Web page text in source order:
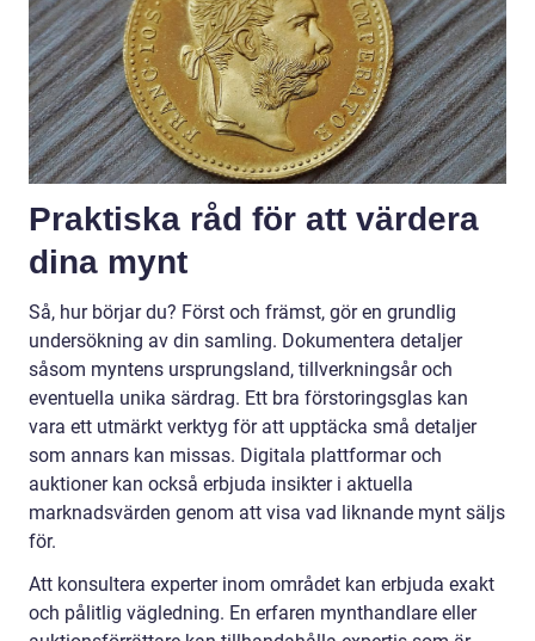
Praktiska råd för att värdera
dina mynt
Så, hur börjar du? Först och främst, gör en grundlig
undersökning av din samling. Dokumentera detaljer
såsom myntens ursprungsland, tillverkningsår och
eventuella unika särdrag. Ett bra förstoringsglas kan
vara ett utmärkt verktyg för att upptäcka små detaljer
som annars kan missas. Digitala plattformar och
auktioner kan också erbjuda insikter i aktuella
marknadsvärden genom att visa vad liknande mynt säljs
för.
Att konsultera experter inom området kan erbjuda exakt
och pålitlig vägledning. En erfaren mynthandlare eller